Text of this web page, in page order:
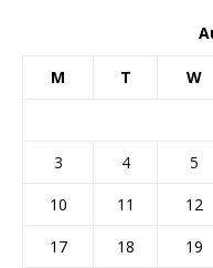
M T W
3
4 5
10
11 12
17
18 19